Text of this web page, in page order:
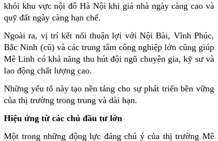
khỏi khu vực nội đô Hà Nội khi giá nhà ngày càng cao và
quỹ đất ngày càng hạn chế.
Ngoài ra, vị trí kết nối thuận lợi với Nội Bài, Vĩnh Phúc,
Bắc Ninh (cũ) và các trung tâm công nghiệp lớn cũng giúp
Mê Linh có khả năng thu hút đội ngũ chuyên gia, kỹ sư và
lao động chất lượng cao.
Những yếu tố này tạo nền tảng cho sự phát triển bền vững
của thị trường trong trung và dài hạn.
Hiệu ứng từ các chủ đầu tư lớn
Một trong những động lực đáng chú ý của thị trường Mê